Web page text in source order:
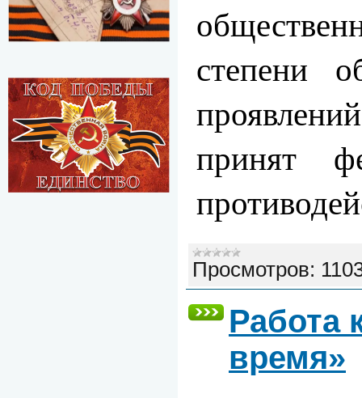
степени
принят
Просмотров:
Работа
время»